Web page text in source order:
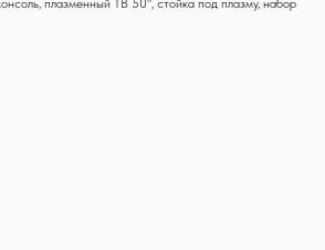
плазменный ТВ 50", стойка под плазму, набор